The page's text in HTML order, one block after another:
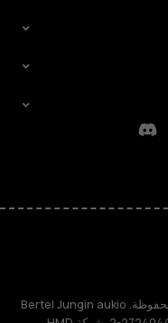
Discord
TM و © 2026 HMD Global. جميع الحقوق محفوظة. Bertel Jungin aukio